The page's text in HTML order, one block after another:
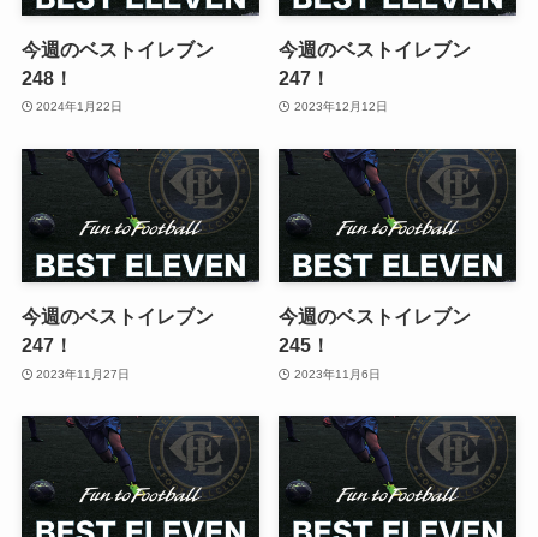
今週のベストイレブン
248！
2024年1月22日
今週のベストイレブン
247！
2023年12月12日
今週のベストイレブン
247！
2023年11月27日
今週のベストイレブン
245！
2023年11月6日